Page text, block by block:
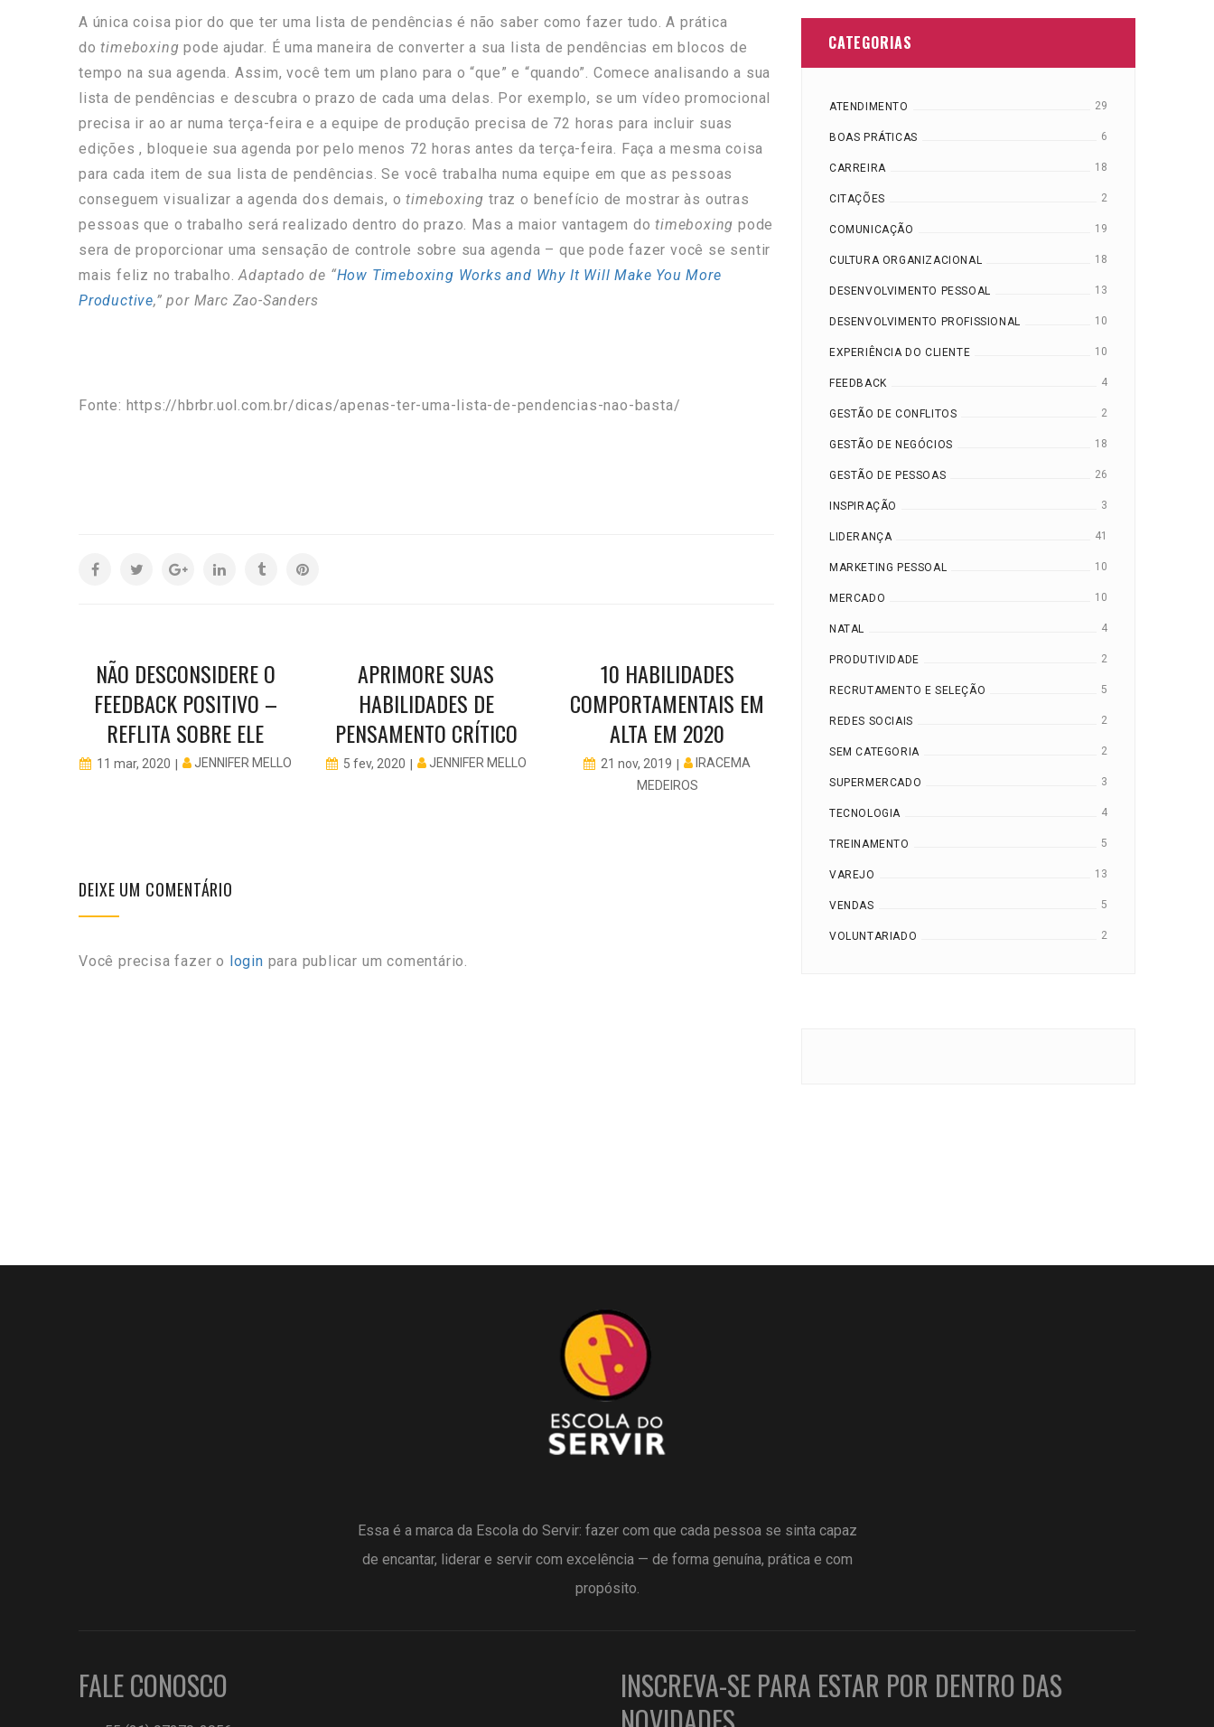
A única coisa pior do que ter uma lista de pendências é não saber como fazer tudo. A prática
dotimeboxing pode ajudar. É uma maneira de converter a sua lista de pendências em blocos de
tempo na sua agenda. Assim, você tem um plano para o “que” e “quando”. Comece analisando a sua
lista de pendências e descubra o prazo de cada uma delas. Por exemplo, se um vídeo promocional
precisa ir ao ar numa terça-feira e a equipe de produção precisa de 72 horas para incluir suas
edições , bloqueie sua agenda por pelo menos 72 horas antes da terça-feira. Faça a mesma coisa
para cada item de sua lista de pendências. Se você trabalha numa equipe em que as pessoas
conseguem visualizar a agenda dos demais, otimeboxing traz o benefício de mostrar às outras
pessoas que o trabalho será realizado dentro do prazo. Mas a maior vantagem dotimeboxing pode
sera de proporcionar uma sensação de controle sobre sua agenda – que pode fazer você se sentir
mais feliz no trabalho.Adaptado de “How Timeboxing Works and Why It Will Make You More
Productive,” por Marc Zao-Sanders
Fonte: https://hbrbr.uol.com.br/dicas/apenas-ter-uma-lista-de-pendencias-nao-basta/
NÃO DESCONSIDERE O
FEEDBACK POSITIVO –
REFLITA SOBRE ELE
11 mar, 2020 JENNIFER MELLO
APRIMORE SUAS
HABILIDADES DE
PENSAMENTO CRÍTICO
5 fev, 2020 JENNIFER MELLO
10 HABILIDADES
COMPORTAMENTAIS EM
ALTA EM 2020
21 nov, 2019
IRACEMA
MEDEIROS
O QUE NÃO FAZER NA
SALA DE REUNIÕES
MEDEIROS
PESSOAS COM
INTELIGÊNCIA
EVITAM DIZER
DEIXE UM COMENTÁRIO
Você precisa fazer o login para publicar um comentário.
CATEGORIAS
ATENDIMENTO 29
BOAS PRÁTICAS 6
CARREIRA 18
CITAÇÕES 2
COMUNICAÇÃO 19
CULTURA ORGANIZACIONAL 18
DESENVOLVIMENTO PESSOAL 13
DESENVOLVIMENTO PROFISSIONAL 10
EXPERIÊNCIA DO CLIENTE 10
FEEDBACK 4
GESTÃO DE CONFLITOS 2
GESTÃO DE NEGÓCIOS 18
GESTÃO DE PESSOAS 26
INSPIRAÇÃO 3
LIDERANÇA 41
MARKETING PESSOAL 10
MERCADO 10
NATAL 4
PRODUTIVIDADE 2
RECRUTAMENTO E SELEÇÃO 5
REDES SOCIAIS 2
SEM CATEGORIA 2
SUPERMERCADO 3
TECNOLOGIA 4
TREINAMENTO 5
VAREJO 13
VENDAS 5
VOLUNTARIADO 2
Essa é a marca da Escola do Servir: fazer com que cada pessoa se sinta capaz
de encantar, liderar e servir com excelência — de forma genuína, prática e com
propósito.
FALE CONOSCO
INSCREVA-SE PARA ESTAR POR DENTRO DAS